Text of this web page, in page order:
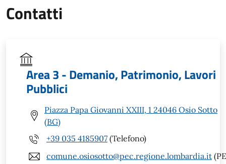
Contatti
Area 3 - Demanio, Patrimonio, Lavori
Pubblici
Piazza Papa Giovanni XXIII, 1 24046 Osio Sotto
(BG)
+39 035 4185907 (Telefono)
comune.osiosotto@pec.regione.lombardia.it